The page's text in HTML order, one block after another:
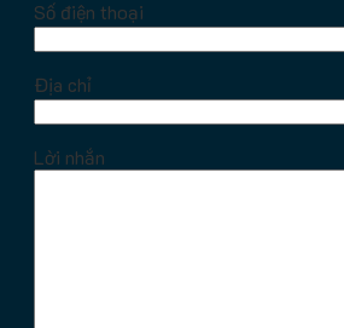
Số điện thoại
Địa chỉ
Lời nhắn